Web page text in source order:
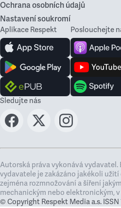
Ochrana osobních údajů
Nastavení soukromí
Aplikace Respekt Poslouchejte
Sledujte nás
Autorská práva vykonává vydavatel.
vydavatele je zakázáno jakékoli
zejména rozmnožování a šíření
mechanickým nebo elektronickým,
© Copyright Respekt Media a.s. ISSN